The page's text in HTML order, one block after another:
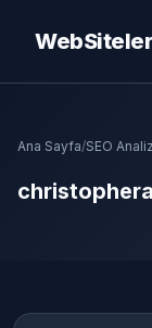
Ana Sayfa/SEO Analiz